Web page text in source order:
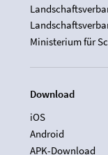
Ministerium für
Download
iOS
Android
APK-Download